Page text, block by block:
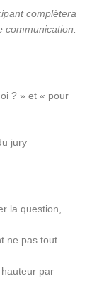
complètera
communication.
? » et « pour
jury
la question,
ne pas tout
par